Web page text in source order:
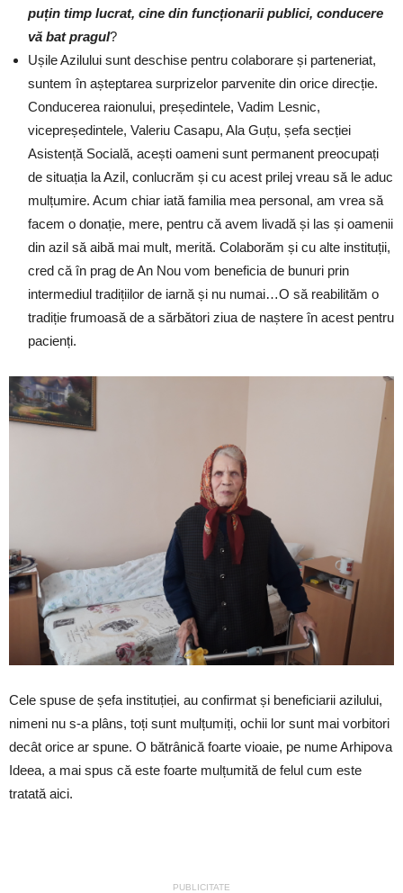
puțin timp lucrat, cine din funcționarii publici, conducere
vă bat pragul?
Ușile Azilului sunt deschise pentru colaborare și parteneriat,
suntem în așteptarea surprizelor parvenite din orice direcție.
Conducerea raionului, președintele, Vadim Lesnic,
vicepreședintele, Valeriu Casapu, Ala Guțu, șefa secției
Asistență Socială, acești oameni sunt permanent preocupați
de situația la Azil, conlucrăm și cu acest prilej vreau să le aduc
mulțumire. Acum chiar iată familia mea personal, am vrea să
facem o donație, mere, pentru că avem livadă și las și oamenii
din azil să aibă mai mult, merită. Colaborăm și cu alte instituții,
cred că în prag de An Nou vom beneficia de bunuri prin
intermediul tradițiilor de iarnă și nu numai…O să reabilităm o
tradiție frumoasă de a sărbători ziua de naștere în acest pentru
pacienți.
Cele spuse de șefa instituției, au confirmat și beneficiarii azilului,
nimeni nu s-a plâns, toți sunt mulțumiți, ochii lor sunt mai vorbitori
decât orice ar spune. O bătrânică foarte vioaie, pe nume Arhipova
Ideea, a mai spus că este foarte mulțumită de felul cum este
tratată aici.
PUBLICITATE